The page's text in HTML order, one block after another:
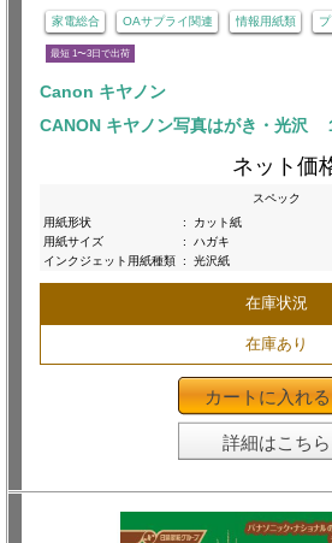
家電総合 OAサプライ関連 情報用紙類
最短 1〜3日で出荷
Canon キヤノン
CANON キヤノン写真はがき・光沢
ネット価
スペック
用紙形状
:
カット紙
用紙サイズ
:
ハガキ
インクジェット用紙種類 : 光沢紙
在庫状況
在庫あり
カートに入れる
詳細はこちら